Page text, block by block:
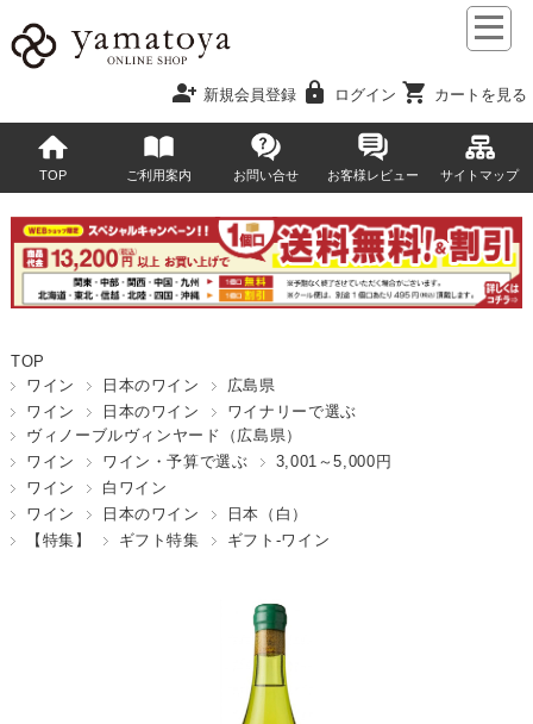
person_add 新規会員登録 lock ログイン shopping_cart カートを見る
TOP ご利用案内 お問い合せ お客様レビュー サイトマップ
TOP
ワイン
日本のワイン
広島県
ワイン
日本のワイン
ワイナリーで選ぶ
ヴィノーブルヴィンヤード（広島県）
ワイン
ワイン・予算で選ぶ
3,001～5,000円
ワイン
白ワイン
ワイン
日本のワイン
日本（白）
【特集】
ギフト特集 ギフト-ワイン